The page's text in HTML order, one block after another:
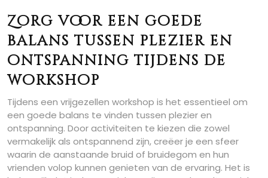
Zorg voor een goede
balans tussen plezier en
ontspanning tijdens de
workshop
Tijdens een vrijgezellen workshop is het essentieel om
een goede balans te vinden tussen plezier en
ontspanning. Door activiteiten te kiezen die zowel
vermakelijk als ontspannend zijn, creëer je een sfeer
waarin de aanstaande bruid of bruidegom en hun
vrienden volop kunnen genieten van de ervaring. Het is